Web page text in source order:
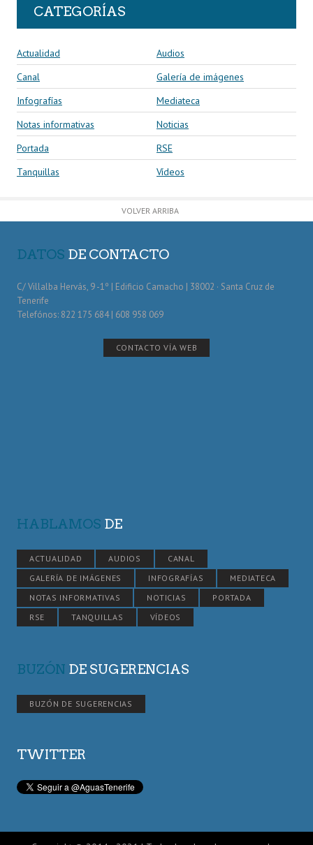
CATEGORÍAS
Actualidad
Audios
Canal
Galería de imágenes
Infografías
Mediateca
Notas informativas
Noticias
Portada
RSE
Tanquillas
Vídeos
VOLVER ARRIBA
DATOS DE CONTACTO
C/ Villalba Hervás, 9 -1º | Edificio Camacho | 38002 · Santa Cruz de
Tenerife
Telefónos: 822 175 684 | 608 958 069
CONTACTO VÍA WEB
HABLAMOS DE
ACTUALIDAD AUDIOS
CANAL
GALERÍA DE IMÁGENES
INFOGRAFÍAS
MEDIATECA
NOTAS INFORMATIVAS
NOTICIAS
PORTADA
RSE
TANQUILLAS VÍDEOS
BUZÓN DE SUGERENCIAS
BUZÓN DE SUGERENCIAS
TWITTER